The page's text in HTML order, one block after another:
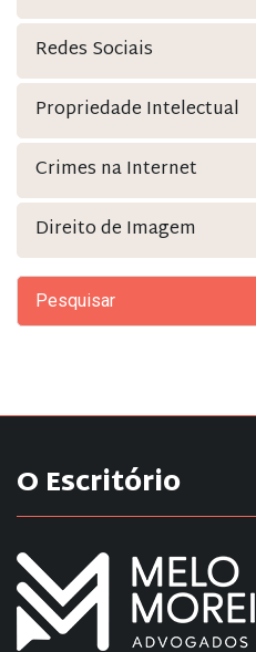
Redes Sociais
Propriedade Intelectual
Crimes na Internet
Direito de Imagem
O Escritório